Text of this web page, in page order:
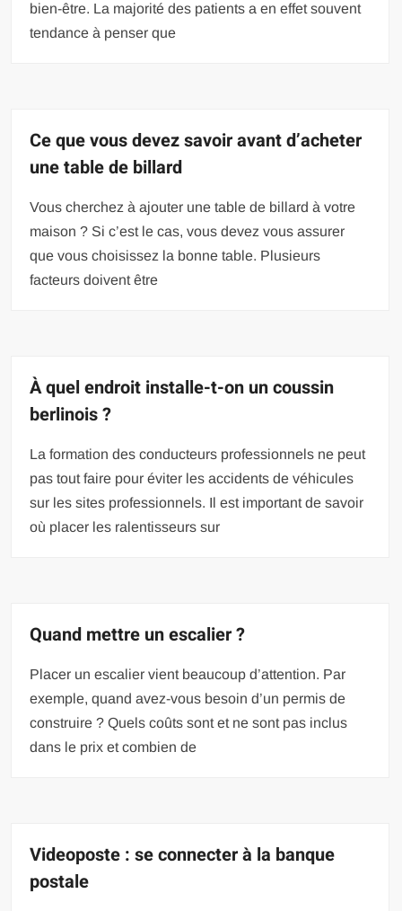
bien-être. La majorité des patients a en effet souvent
tendance à penser que
Ce que vous devez savoir avant d’acheter
une table de billard
Vous cherchez à ajouter une table de billard à votre
maison ? Si c’est le cas, vous devez vous assurer
que vous choisissez la bonne table. Plusieurs
facteurs doivent être
À quel endroit installe-t-on un coussin
berlinois ?
La formation des conducteurs professionnels ne peut
pas tout faire pour éviter les accidents de véhicules
sur les sites professionnels. Il est important de savoir
où placer les ralentisseurs sur
Quand mettre un escalier ?
Placer un escalier vient beaucoup d’attention. Par
exemple, quand avez-vous besoin d’un permis de
construire ? Quels coûts sont et ne sont pas inclus
dans le prix et combien de
Videoposte : se connecter à la banque
postale